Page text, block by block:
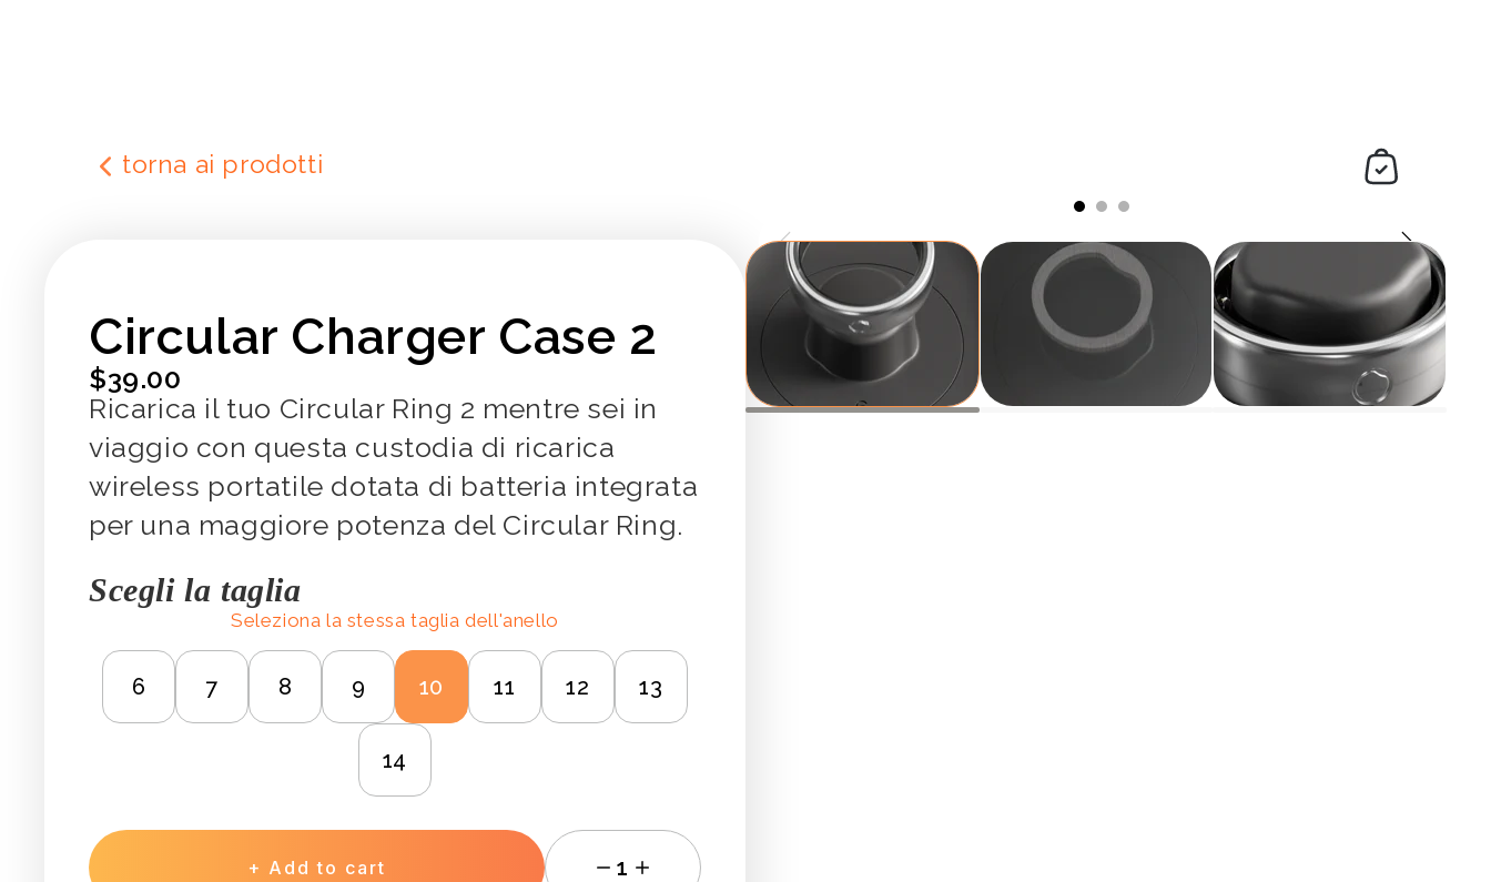
torna ai prodotti
Circular Charger Case 2
$39.00
Ricarica il tuo Circular Ring 2 mentre sei in
viaggio con questa custodia di ricarica
wireless portatile dotata di batteria integrata
per una maggiore potenza del Circular Ring.
Scegli la taglia
Seleziona la stessa taglia dell'anello
6 7 8 9 10 11 12 13
14
+ Add to cart 1
Slide1of